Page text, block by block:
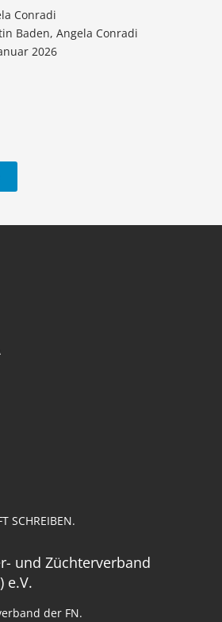
Conradi
Baden, Angela Conradi
2026
SCHREIBEN.
und Züchterverband
e.V.
der FN.